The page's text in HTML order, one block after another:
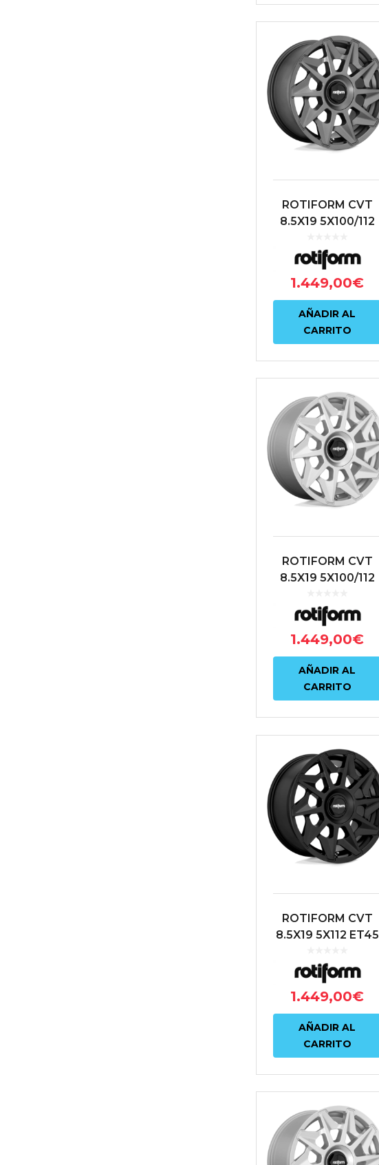
ROTIFORM CVT
8.5X19 5X100/112
ANTRACITA
1.449,00€
AÑADIR AL
CARRITO
ROTIFORM CVT
8.5X19 5X100/112
1.449,00€
AÑADIR AL
CARRITO
ROTIFORM CVT
8.5X19 5X112 ET45
1.449,00€
AÑADIR AL
CARRITO